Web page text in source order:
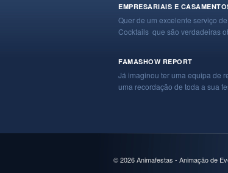
EMPRESARIAIS E
Quer de um excelente serviço
Cocktails que são verdadeiras
FAMASHOW REPORT
Já imaginou ter uma equipa de
uma recordação de toda a sua
© 2026 Animafestas - Animação de